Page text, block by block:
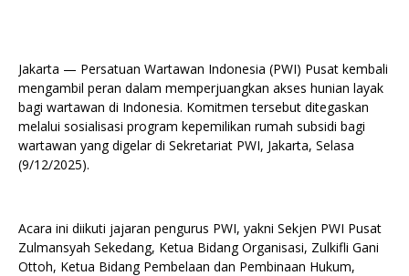
Jakarta — Persatuan Wartawan Indonesia (PWI) Pusat kembali
mengambil peran dalam memperjuangkan akses hunian layak
bagi wartawan di Indonesia. Komitmen tersebut ditegaskan
melalui sosialisasi program kepemilikan rumah subsidi bagi
wartawan yang digelar di Sekretariat PWI, Jakarta, Selasa
(9/12/2025).
Acara ini diikuti jajaran pengurus PWI, yakni Sekjen PWI Pusat
Zulmansyah Sekedang, Ketua Bidang Organisasi, Zulkifli Gani
Ottoh, Ketua Bidang Pembelaan dan Pembinaan Hukum,